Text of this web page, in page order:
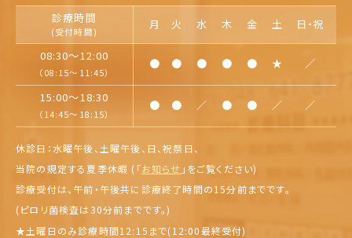
診療時間
(受付時間)
月 火 水 木 金 土 日・祝
08:30～12:00
（08:15～11:45）
● ● ● ● ● ★ ／
15:00～18:30
（14:45～18:15）
● ● ／ ● ● ／ ／
休診日：水曜午後、土曜午後、日、祝祭日、
当院の規定する夏季休暇 (「お知らせ 」をご覧ください)
診療受付は、午前・午後共に診療終了時間の15分前までです。
(ピロリ菌検査は30分前までです。)
★土曜日のみ診療時間12:15まで(12:00最終受付)